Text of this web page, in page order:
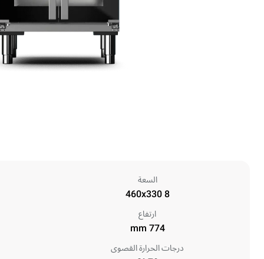
السعة
8 460x330
ارتفاع
774 mm
درجات الحرارة القصوى